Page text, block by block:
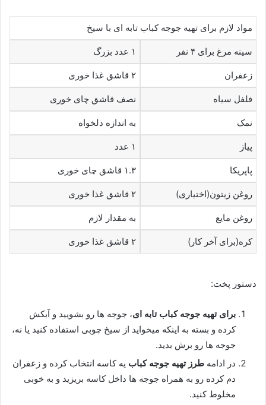
مواد لازم برای تهیه جوجه کباب تابه ای با سیخ
سینه مرغ برای ۴ نفر ۱ عدد بزرگ
زعفران ۲ قاشق غذا خوری
فلفل سیاه نصف قاشق چای خوری
نمک به اندازه دلخواه
پیاز ۱ عدد
پاپریکا ۱.۳ قاشق چای خوری
روغن زیتون(اختیاری) ۲ قاشق غذا خوری
روغن مایع به مقدار لازم
کره(برای آخر کار) ۲ قاشق غذا خوری
دستور پخت:
برای تهیه جوجه کباب تابه ای، جوجه ها رو بشویید و آبکش
کرده و بسته به اینکه میخواید از سیخ چوبی استفاده کنید یا نه،
جوجه ها رو برش بدید.
در ادامه طرز تهیه جوجه کباب یه کاسه انتخاب کرده و زعفران
دم کرده رو به همراه جوجه ها داخل کاسه بریزید و به خوبی
مخلوط کنید.